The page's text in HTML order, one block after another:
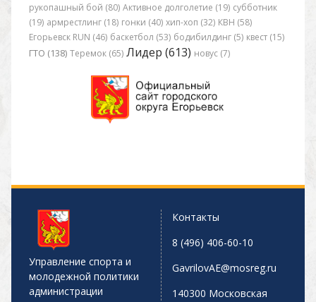
рукопашный бой (80) Активное долголетие (19) субботник
(19) армрестлинг (18) гонки (40) хип-хоп (32) КВН (58)
Егорьевск RUN (46) баскетбол (53) бодибилдинг (5) квест (15)
ГТО (138) Теремок (65) Лидер (613) новус (7)
Управление спорта и
молодежной политики
администрации
Контакты
8 (496) 406-60-10
GavrilovAE@mosreg.ru
140300 Московская